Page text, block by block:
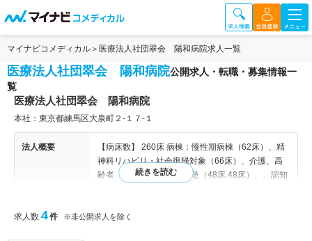
マイナビコメディカル 医療法人社団翠会 陽和病院求人一覧
医療法人社団翠会 陽和病院公開求人・転職・募集情報一
覧
医療法人社団翠会 陽和病院
本社：東京都練馬区大泉町２-１７-１
法人概要
【病床数】 260床 病棟：慢性期病棟（62床）、精
神科リハビリ・社会復帰対象（66床）、介護、高
齢者（50床）、精神科救急（48床.48床）、、認知
ーション、グループホーム サンホーム、グループ
求人数 4件 ※非公開求人を除く